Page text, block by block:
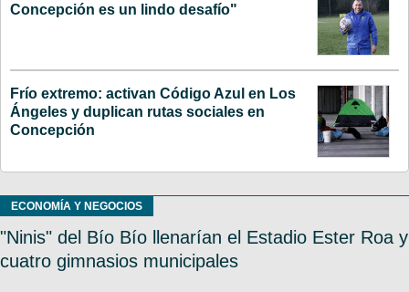
Concepción es un lindo desafío"
Frío extremo: activan Código Azul en Los
Ángeles y duplican rutas sociales en
Concepción
ECONOMÍA Y NEGOCIOS
"Ninis" del Bío Bío llenarían el Estadio Ester Roa y
cuatro gimnasios municipales